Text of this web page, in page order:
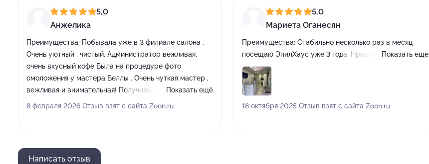
5,0
Анжелика
Преимущества: Побывала уже в 3 филиале салона .
Очень уютный , чистый. Администратор вежливая,
очень вкусный кофе Была на процедуре фото
омоложения у мастера Беллы . Очень чуткая мастер ,
вежливая и внимательная! Получила консультацию по
уходу Все подробно объяснила , процедура прошла
Показать ещё
8 февраля 2026 Отзыв взят с сайта Zoon.ru
5,0
Мариета Оганесян
Преимущества: Стабильно несколько раз в месяц
посещаю ЭпилХаус уже 3 года. Нравится каждый
специалист, была наверное у всех, каждый
профессионал своего дела. Всегда встречают с
улыбкой на лице, не оставляют без внимания! Точно
рекомендую и желаю процветания салону!
Показать ещё
18 октября 2025 Отзыв взят с сайта Zoon.ru
Написать отзыв